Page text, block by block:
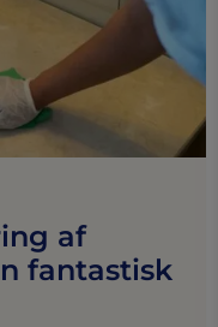
af
fantastisk